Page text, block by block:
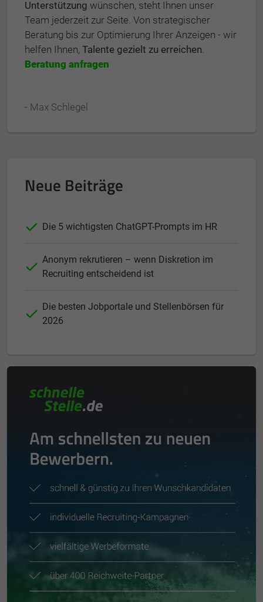
Neue Beiträge
Die 5 wichtigsten ChatGPT-Prompts im HR
Anonym rekrutieren – wenn Diskretion im
Recruiting entscheidend ist
Die besten Jobportale und Stellenbörsen für
2026
Unterstützung wünschen, steht Ihnen unser
Team jederzeit zur Seite. Von strategischer
Beratung bis zur Optimierung Ihrer Anzeigen - wir
helfen Ihnen, Talente gezielt zu erreichen.
Beratung anfragen
- Max Schlegel